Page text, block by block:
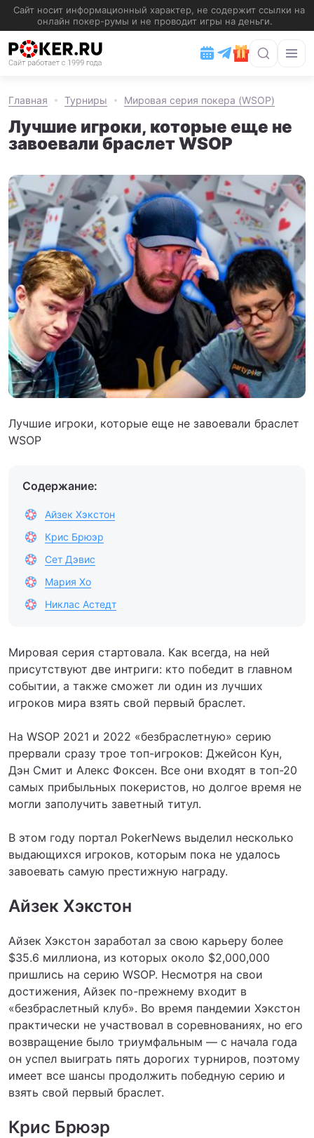
Главная Турниры Мировая серия покера (WSOP)
Лучшие игроки, которые еще не
завоевали браслет WSOP
Лучшие игроки, которые еще не завоевали браслет
WSOP
Содержание:
Айзек Хэкстон
Крис Брюэр
Сет Дэвис
Мария Хо
Никлас Астедт
Мировая серия стартовала. Как всегда, на ней
присутствуют две интриги: кто победит в главном
событии, а также сможет ли один из лучших
игроков мира взять свой первый браслет.
На WSOP 2021 и 2022 «безбраслетную» серию
прервали сразу трое топ-игроков: Джейсон Кун,
Дэн Смит и Алекс Фоксен. Все они входят в топ-20
самых прибыльных покеристов, но долгое время не
могли заполучить заветный титул.
В этом году портал PokerNews выделил несколько
выдающихся игроков, которым пока не удалось
завоевать самую престижную награду.
Айзек Хэкстон
Айзек Хэкстон заработал за свою карьеру более
$35.6 миллиона, из которых около $2,000,000
пришлись на серию WSOP. Несмотря на свои
достижения, Айзек по-прежнему входит в
«безбраслетный клуб». Во время пандемии Хэкстон
практически не участвовал в соревнованиях, но его
возвращение было триумфальным — с начала года
он успел выиграть пять дорогих турниров, поэтому
имеет все шансы продолжить победную серию и
взять свой первый браслет.
Крис Брюэр